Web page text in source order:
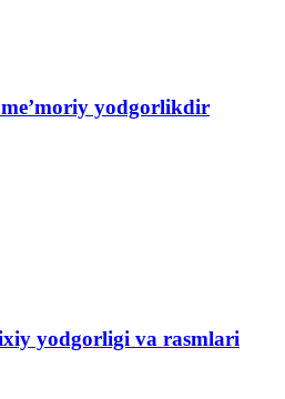
yodgorlikdir
yodgorligi va rasmlari